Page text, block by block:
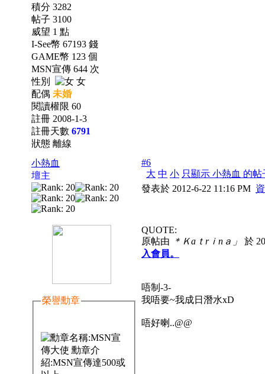
積分 3282
帖子 3100
威望 1 點
I-See幣 67193 錢
GAME幣 123 個
MSN宣傳 644 次
性別
女
配偶 未婚
閱讀權限 60
註冊 2008-1-3
註冊天數 6791
狀態 離線
小熱血
壇主
榮譽勳章
#6
大 中 小 只顯示 小熱血 的帖
發表於 2012-6-22 11:16 PM
QUOTE:
原帖由
＊Ｋaｔrｉnａ」
於
入會員。
唔制-3-
我唔要~我成日潛水xD
唔好喇..@@